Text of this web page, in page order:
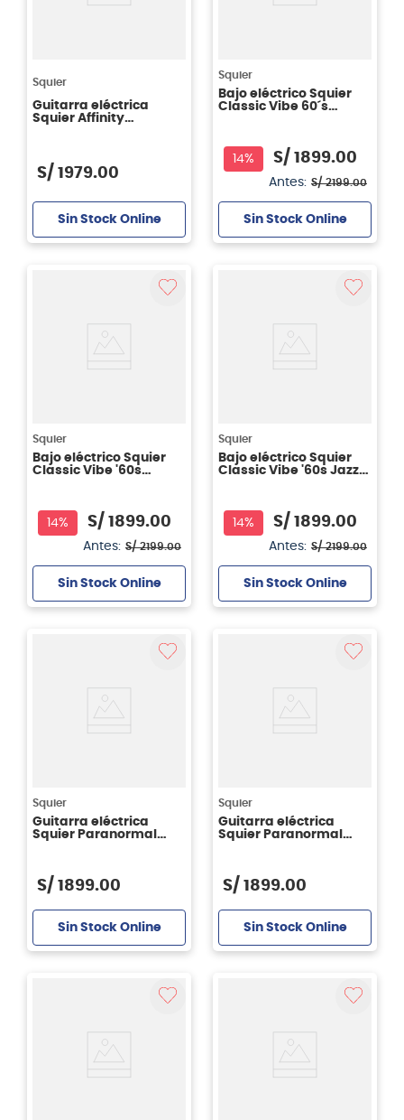
Squier
Guitarra eléctrica
Squier Affinity
S/ 1979.00
Sin Stock Online
Squier
Bajo eléctrico Squier
Classic Vibe 60´s
14% S/ 1899.00
Antes: S/ 2199.00
Sin Stock Online
Squier
Bajo eléctrico Squier
Classic Vibe '60s
14% S/ 1899.00
Antes: S/ 2199.00
Sin Stock Online
Squier
Bajo eléctrico Squier
Classic Vibe '60s Jazz
14% S/ 1899.00
Antes: S/ 2199.00
Sin Stock Online
Squier
Guitarra eléctrica
Squier Paranormal
S/ 1899.00
Sin Stock Online
Squier
Guitarra eléctrica
Squier Paranormal
S/ 1899.00
Sin Stock Online